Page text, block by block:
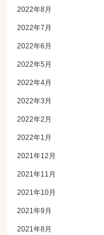
2022年8月
2022年7月
2022年6月
2022年5月
2022年4月
2022年3月
2022年2月
2022年1月
2021年12月
2021年11月
2021年10月
2021年9月
2021年8月